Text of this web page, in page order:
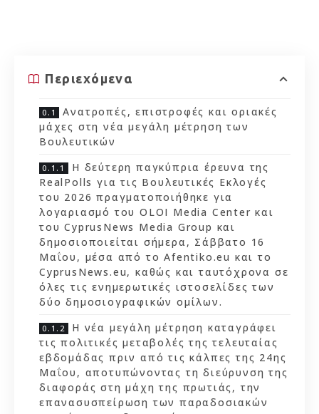
Περιεχόμενα
Ανατροπές, επιστροφές και οριακές
μάχες στη νέα μεγάλη μέτρηση των
Βουλευτικών
Η δεύτερη παγκύπρια έρευνα της
RealPolls για τις Βουλευτικές Εκλογές
του 2026 πραγματοποιήθηκε για
λογαριασμό του OLOI Media Center και
του CyprusNews Media Group και
δημοσιοποιείται σήμερα, Σάββατο 16
Μαΐου, μέσα από το Afentiko.eu και το
CyprusNews.eu, καθώς και ταυτόχρονα σε
όλες τις ενημερωτικές ιστοσελίδες των
δύο δημοσιογραφικών ομίλων.
Η νέα μεγάλη μέτρηση καταγράφει
τις πολιτικές μεταβολές της τελευταίας
εβδομάδας πριν από τις κάλπες της 24ης
Μαΐου, αποτυπώνοντας τη διεύρυνση της
διαφοράς στη μάχη της πρωτιάς, την
επανασυσπείρωση των παραδοσιακών